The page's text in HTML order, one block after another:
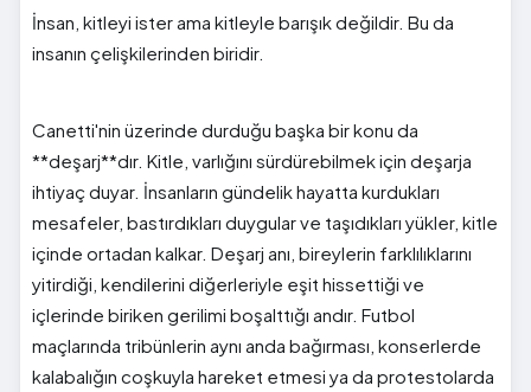
İnsan, kitleyi ister ama kitleyle barışık değildir. Bu da
insanın çelişkilerinden biridir.
Canetti'nin üzerinde durduğu başka bir konu da
**deşarj**dır. Kitle, varlığını sürdürebilmek için deşarja
ihtiyaç duyar. İnsanların gündelik hayatta kurdukları
mesafeler, bastırdıkları duygular ve taşıdıkları yükler, kitle
içinde ortadan kalkar. Deşarj anı, bireylerin farklılıklarını
yitirdiği, kendilerini diğerleriyle eşit hissettiği ve
içlerinde biriken gerilimi boşalttığı andır. Futbol
maçlarında tribünlerin aynı anda bağırması, konserlerde
kalabalığın coşkuyla hareket etmesi ya da protestolarda